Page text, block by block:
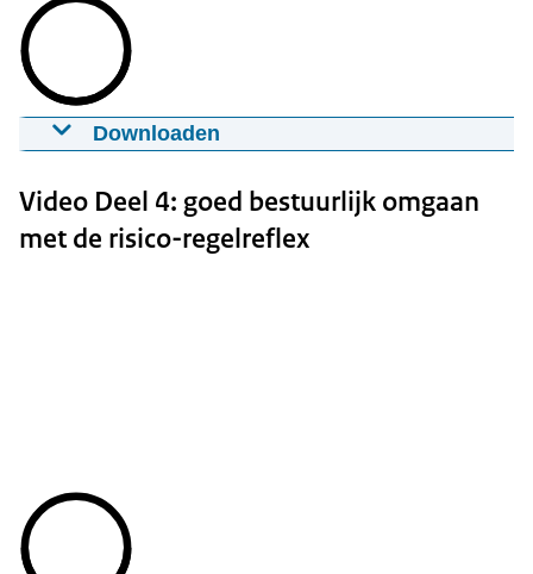
Downloaden
02-02-2015 05:15 mp4 Groot formaat: 195 MB
Download
Video Deel 4: goed bestuurlijk omgaan
met de risico-regelreflex